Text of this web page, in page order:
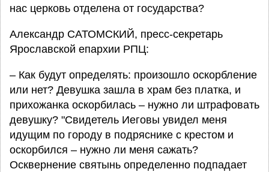
нас церковь отделена от государства?
Александр САТОМСКИЙ, пресс-секретарь
Ярославской епархии РПЦ:
– Как будут определять: произошло оскорбление
или нет? Девушка зашла в храм без платка, и
прихожанка оскорбилась – нужно ли штрафовать
девушку? "Свидетель Иеговы увидел меня
идущим по городу в подряснике с крестом и
оскорбился – нужно ли меня сажать?
Осквернение святынь определенно подпадает